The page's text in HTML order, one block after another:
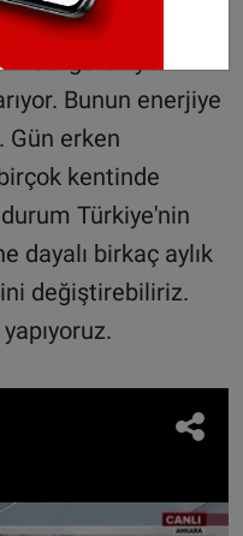
Türkiye'de
gerekiyor.
Bunun enerjiye
Gün erken
kentinde
durum Türkiye'nin
dayalı birkaç aylık
değiştirebiliriz.